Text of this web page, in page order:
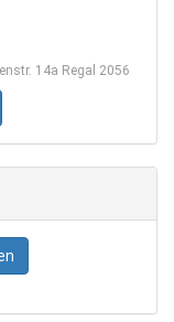
14a Regal 2056